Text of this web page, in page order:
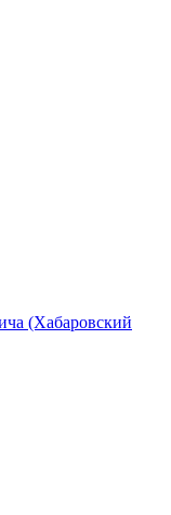
(Хабаровский